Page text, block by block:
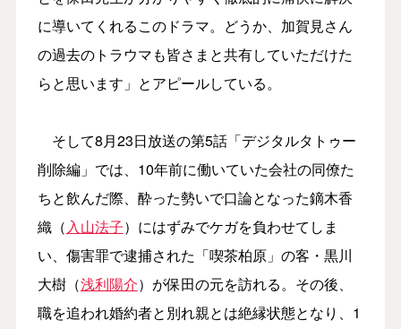
に導いてくれるこのドラマ。どうか、加賀見さん
の過去のトラウマも皆さまと共有していただけた
らと思います」とアピールしている。
そして8月23日放送の第5話「デジタルタトゥー
削除編」では、10年前に働いていた会社の同僚た
ちと飲んだ際、酔った勢いで口論となった鏑木香
織（入山法子）にはずみでケガを負わせてしま
い、傷害罪で逮捕された「喫茶柏原」の客・黒川
大樹（浅利陽介）が保田の元を訪れる。その後、
職を追われ婚約者と別れ親とは絶縁状態となり、1